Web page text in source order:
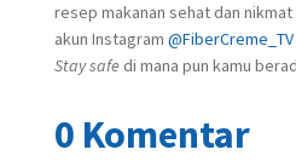
resep makanan sehat dan nikmat
akun Instagram @FiberCreme_TV
Stay safe di mana pun kamu
0 Komentar